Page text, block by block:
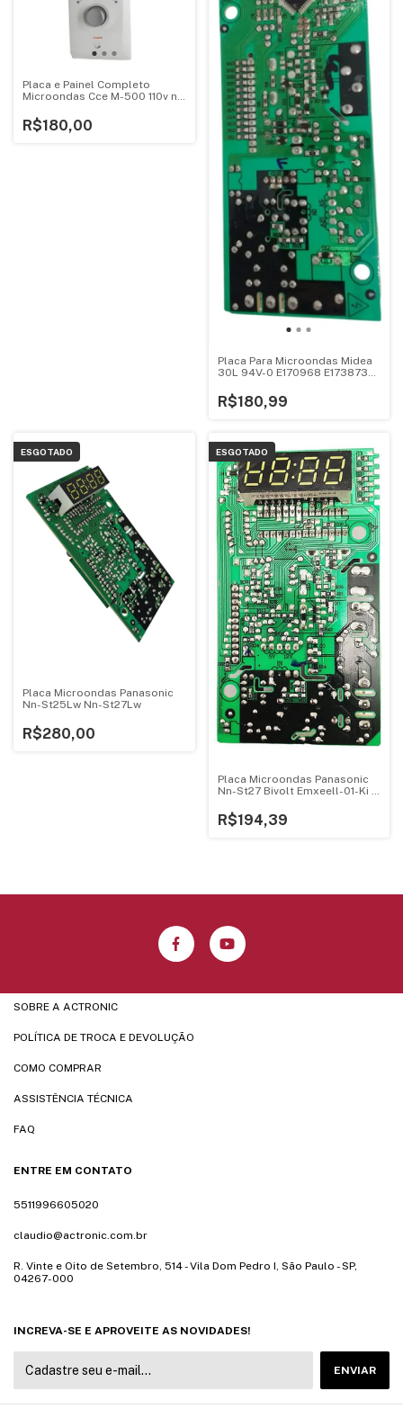
Placa e Painel Completo
Microondas Cce M-500 110v no
R$180,00
Placa Para Microondas Midea
30L 94V-0 E170968 E173873
R$180,99
ESGOTADO
Placa Microondas Panasonic
Nn-St25Lw Nn-St27Lw
R$280,00
ESGOTADO
Placa Microondas Panasonic
Nn-St27 Bivolt Emxeell-01-Ki -
R$194,39
SOBRE A ACTRONIC
POLÍTICA DE TROCA E DEVOLUÇÃO
COMO COMPRAR
ASSISTÊNCIA TÉCNICA
FAQ
ENTRE EM CONTATO
5511996605020
claudio@actronic.com.br
R. Vinte e Oito de Setembro, 514 - Vila Dom Pedro I, São Paulo - SP,
04267-000
INCREVA-SE E APROVEITE AS NOVIDADES!